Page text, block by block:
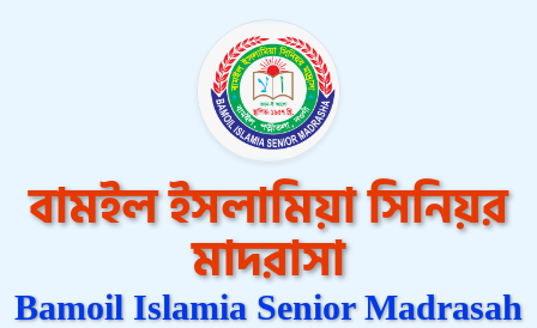
বামইল ইসলামিয়া সিনিয়র
মাদরাসা
Bamoil Islamia Senior Madrasah